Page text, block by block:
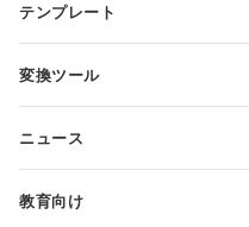
テンプレート
テキスト文書テンプレート
変換ツール
スプレッドシートの変換
PDFの変換
ニュース
教育向け